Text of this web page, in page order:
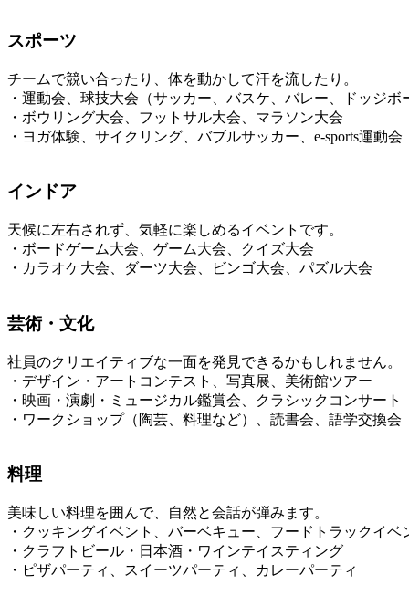
スポーツ
チームで競い合ったり、体を動かして汗を流したり。
・運動会、球技大会（サッカー、バスケ、バレー、ドッジボ
・ボウリング大会、フットサル大会、マラソン大会
・ヨガ体験、サイクリング、バブルサッカー、e-sports運動会
インドア
天候に左右されず、気軽に楽しめるイベントです。
・ボードゲーム大会、ゲーム大会、クイズ大会
・カラオケ大会、ダーツ大会、ビンゴ大会、パズル大会
芸術・文化
社員のクリエイティブな一面を発見できるかもしれません。
・デザイン・アートコンテスト、写真展、美術館ツアー
・映画・演劇・ミュージカル鑑賞会、クラシックコンサート
・ワークショップ（陶芸、料理など）、読書会、語学交換会
料理
美味しい料理を囲んで、自然と会話が弾みます。
・クッキングイベント、バーベキュー、フードトラックイベ
・クラフトビール・日本酒・ワインテイスティング
・ピザパーティ、スイーツパーティ、カレーパーティ